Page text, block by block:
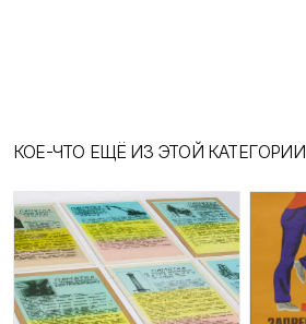
КОЕ-ЧТО ЕЩЁ ИЗ ЭТОЙ КАТЕГОРИИ